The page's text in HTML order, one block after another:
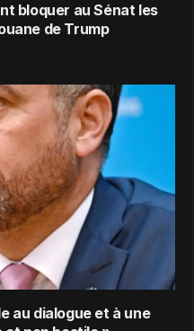
bloquer au Sénat les
de Trump
au dialogue et à une